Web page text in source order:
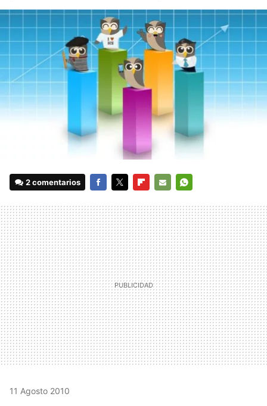
2 comentarios
MAIL
11 Agosto 2010